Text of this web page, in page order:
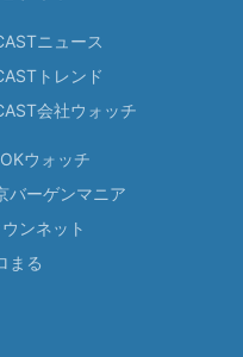
ニュース
トレンド
会社ウォッチ
ウォッチ
バーゲンマニア
ンネット
まる